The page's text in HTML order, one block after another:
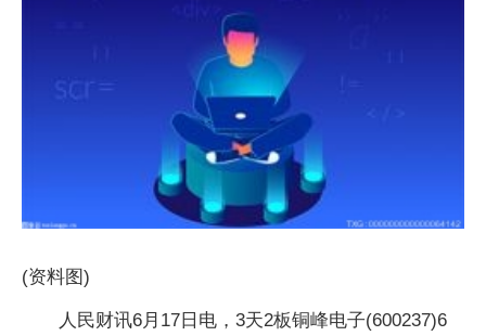
(资料图)
人民财讯6月17日电，3天2板铜峰电子(600237)6